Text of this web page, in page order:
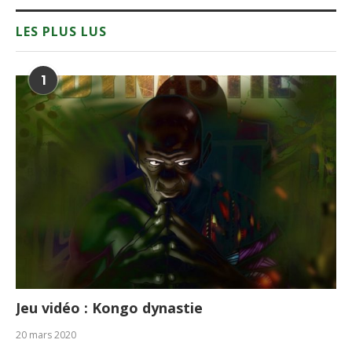
LES PLUS LUS
1
Jeu vidéo : Kongo dynastie
20 mars 2020